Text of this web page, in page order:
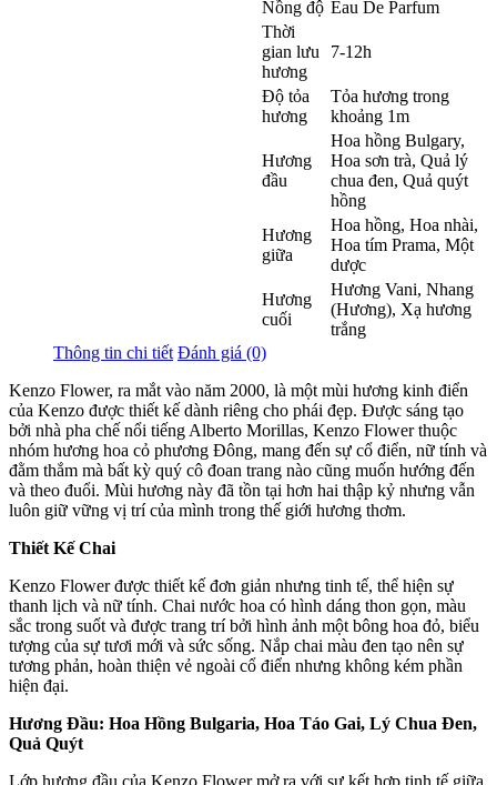
Nồng độ Eau De Parfum
Thời
gian lưu
hương
7-12h
Độ tỏa
hương
Tỏa hương trong
khoảng 1m
Hương
đầu
Hoa hồng Bulgary,
Hoa sơn trà, Quả lý
chua đen, Quả quýt
hồng
Hương
giữa
Hoa hồng, Hoa nhài,
Hoa tím Prama, Một
dược
Hương
cuối
Hương Vani, Nhang
(Hương), Xạ hương
trắng
Thông tin chi tiết Đánh giá (0)
Kenzo Flower, ra mắt vào năm 2000, là một mùi hương kinh điển
của Kenzo được thiết kế dành riêng cho phái đẹp. Được sáng tạo
bởi nhà pha chế nổi tiếng Alberto Morillas, Kenzo Flower thuộc
nhóm hương hoa cỏ phương Đông, mang đến sự cổ điển, nữ tính và
đằm thắm mà bất kỳ quý cô đoan trang nào cũng muốn hướng đến
và theo đuổi. Mùi hương này đã tồn tại hơn hai thập kỷ nhưng vẫn
luôn giữ vững vị trí của mình trong thế giới hương thơm.
Thiết Kế Chai
Kenzo Flower được thiết kế đơn giản nhưng tinh tế, thể hiện sự
thanh lịch và nữ tính. Chai nước hoa có hình dáng thon gọn, màu
sắc trong suốt và được trang trí bởi hình ảnh một bông hoa đỏ, biểu
tượng của sự tươi mới và sức sống. Nắp chai màu đen tạo nên sự
tương phản, hoàn thiện vẻ ngoài cổ điển nhưng không kém phần
hiện đại.
Hương Đầu: Hoa Hồng Bulgaria, Hoa Táo Gai, Lý Chua Đen,
Quả Quýt
Lớp hương đầu của Kenzo Flower mở ra với sự kết hợp tinh tế giữa